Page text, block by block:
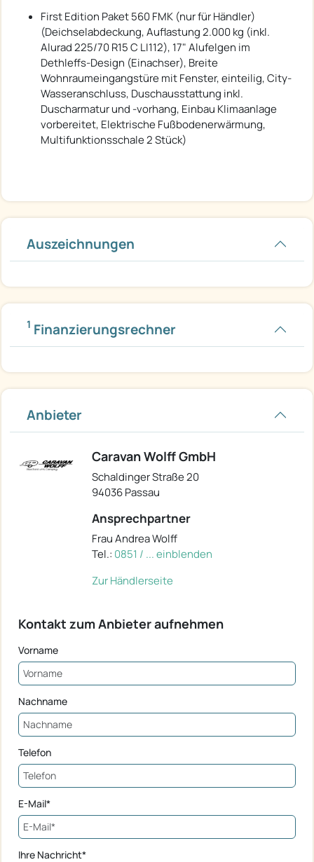
First Edition Paket 560 FMK (nur für Händler)
(Deichselabdeckung, Auflastung 2.000 kg (inkl.
Alurad 225/70 R15 C LI112), 17" Alufelgen im
Dethleffs-Design (Einachser), Breite
Wohnraumeingangstüre mit Fenster, einteilig, City-
Wasseranschluss, Duschausstattung inkl.
Duscharmatur und -vorhang, Einbau Klimaanlage
vorbereitet, Elektrische Fußbodenerwärmung,
Multifunktionsschale 2 Stück)
Auszeichnungen
1 Finanzierungsrechner
Anbieter
Caravan Wolff GmbH
Schaldinger Straße 20
94036 Passau
Ansprechpartner
Frau Andrea Wolff
Tel.: 0851 / ... einblenden
Zur Händlerseite
Kontakt zum Anbieter aufnehmen
Vorname
Nachname
Telefon
E-Mail*
Ihre Nachricht*